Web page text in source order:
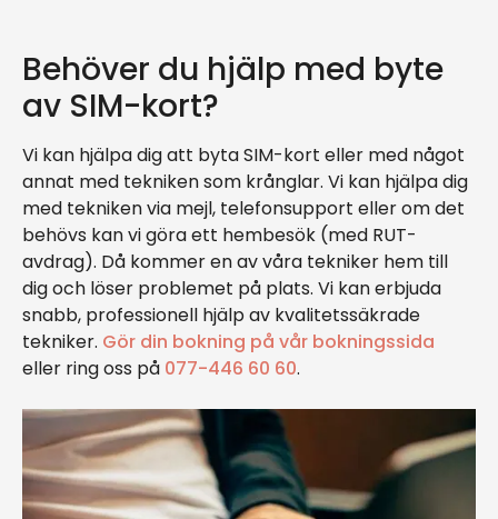
Behöver du hjälp med byte
av SIM-kort?
Vi kan hjälpa dig att byta SIM-kort eller med något
annat med tekniken som krånglar. Vi kan hjälpa dig
med tekniken via mejl, telefonsupport eller om det
behövs kan vi göra ett hembesök (med RUT-
avdrag). Då kommer en av våra tekniker hem till
dig och löser problemet på plats. Vi kan erbjuda
snabb, professionell hjälp av kvalitetssäkrade
tekniker. Gör din bokning på vår bokningssida
eller ring oss på 077-446 60 60.